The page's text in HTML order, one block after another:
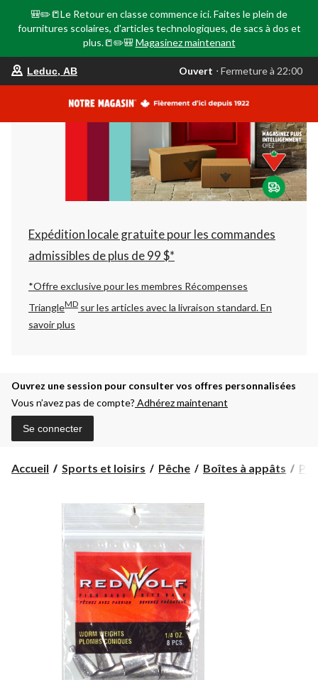
🎒✏️📒Le Retour en classe commence ici. Faites le plein de
fournitures scolaires, d'articles technologiques, de sacs à dos et
plus.📒✏️🎒 Magasinez maintenant
votre
est
AB,
Ouvert,
Fermeture
à
22:00
changer
Leduc, AB Ouvert ⋅ Fermeture à 22:00
Expédition locale gratuite pour les commandes
admissibles de plus de 99 $*
*Offre exclusive pour les membres Récompenses
TriangleMD sur les articles avec la livraison standard.En
savoir plus
Ouvrez une session pour consulter vos offres personnalisées
Vous n’avez pas de compte? Adhérez maintenant
Se connecter
Accueil Sports et loisirs Pêche Boîtes à appâts